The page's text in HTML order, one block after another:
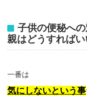
子供の便秘へ
親はどうすればい
一番は
気にしないという事